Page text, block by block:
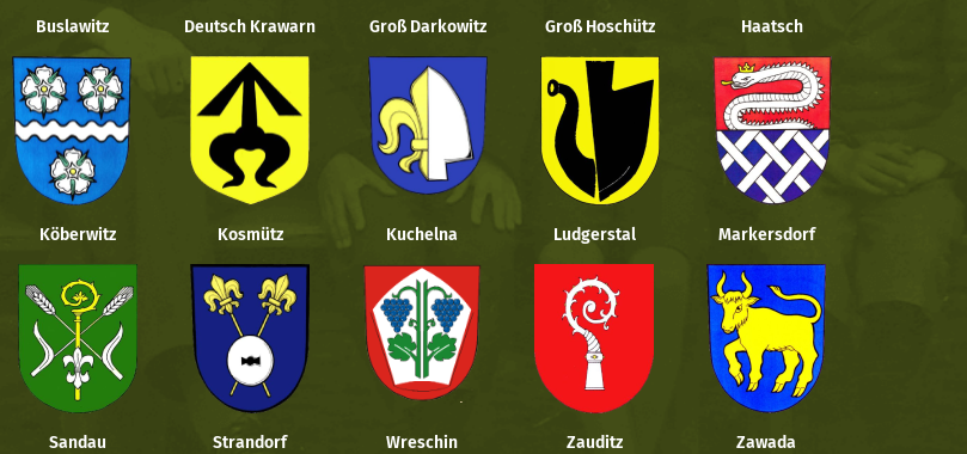
Buslawitz Deutsch Krawarn Groß Darkowitz Groß Hoschütz Haatsch
Köberwitz Kosmütz Kuchelna Ludgerstal Markersdorf
Sandau Strandorf Wreschin Zauditz Zawada